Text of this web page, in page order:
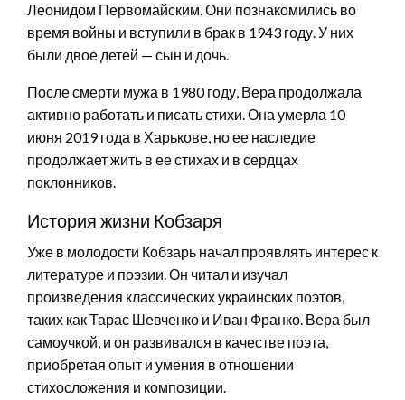
Леонидом Первомайским. Они познакомились во
время войны и вступили в брак в 1943 году. У них
были двое детей — сын и дочь.
После смерти мужа в 1980 году, Вера продолжала
активно работать и писать стихи. Она умерла 10
июня 2019 года в Харькове, но ее наследие
продолжает жить в ее стихах и в сердцах
поклонников.
История жизни Кобзаря
Уже в молодости Кобзарь начал проявлять интерес к
литературе и поэзии. Он читал и изучал
произведения классических украинских поэтов,
таких как Тарас Шевченко и Иван Франко. Вера был
самоучкой, и он развивался в качестве поэта,
приобретая опыт и умения в отношении
стихосложения и композиции.